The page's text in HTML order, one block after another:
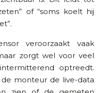
of “soms koelt hij
veroorzaakt vaak
zorgt wel voor veel
optreedt.
monteur de live-data